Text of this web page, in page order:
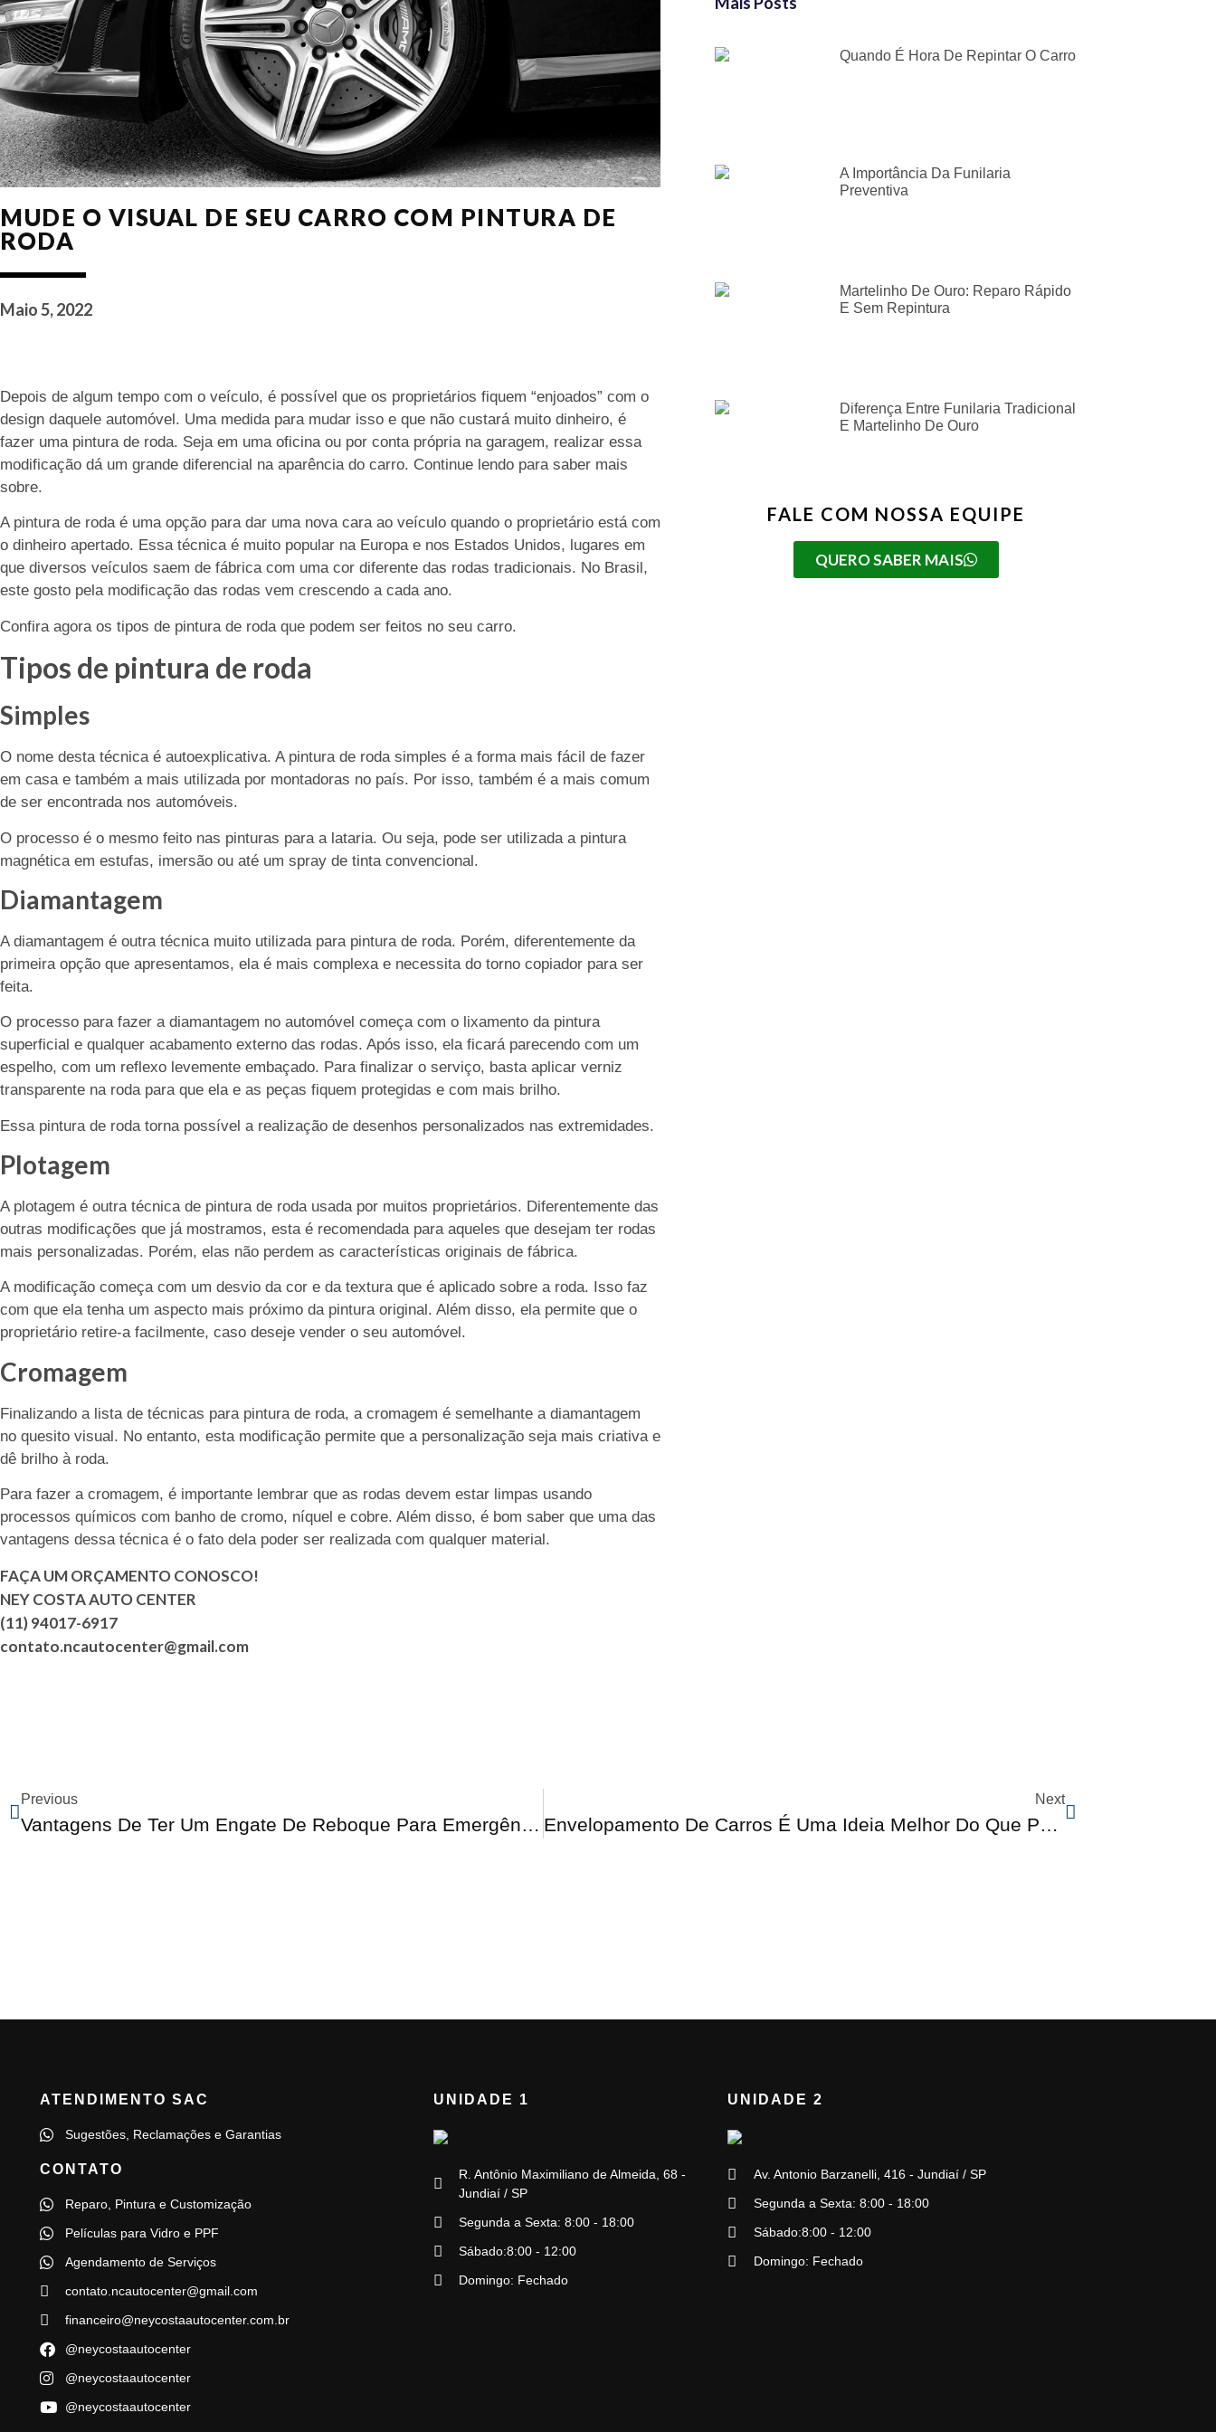
MUDE O VISUAL DE SEU CARRO COM PINTURA DE
RODA
Maio 5, 2022
Depois de algum tempo com o veículo, é possível que os proprietários fiquem “enjoados” com o
design daquele automóvel. Uma medida para mudar isso e que não custará muito dinheiro, é
fazer uma pintura de roda. Seja em uma oficina ou por conta própria na garagem, realizar essa
modificação dá um grande diferencial na aparência do carro. Continue lendo para saber mais
sobre.
A pintura de roda é uma opção para dar uma nova cara ao veículo quando o proprietário está com
o dinheiro apertado. Essa técnica é muito popular na Europa e nos Estados Unidos, lugares em
que diversos veículos saem de fábrica com uma cor diferente das rodas tradicionais. No Brasil,
este gosto pela modificação das rodas vem crescendo a cada ano.
Confira agora os tipos de pintura de roda que podem ser feitos no seu carro.
Tipos de pintura de roda
Simples
O nome desta técnica é autoexplicativa. A pintura de roda simples é a forma mais fácil de fazer
em casa e também a mais utilizada por montadoras no país. Por isso, também é a mais comum
de ser encontrada nos automóveis.
O processo é o mesmo feito nas pinturas para a lataria. Ou seja, pode ser utilizada a pintura
magnética em estufas, imersão ou até um spray de tinta convencional.
Diamantagem
A diamantagem é outra técnica muito utilizada para pintura de roda. Porém, diferentemente da
primeira opção que apresentamos, ela é mais complexa e necessita do torno copiador para ser
feita.
O processo para fazer a diamantagem no automóvel começa com o lixamento da pintura
superficial e qualquer acabamento externo das rodas. Após isso, ela ficará parecendo com um
espelho, com um reflexo levemente embaçado. Para finalizar o serviço, basta aplicar verniz
transparente na roda para que ela e as peças fiquem protegidas e com mais brilho.
Essa pintura de roda torna possível a realização de desenhos personalizados nas extremidades.
Plotagem
A plotagem é outra técnica de pintura de roda usada por muitos proprietários. Diferentemente das
outras modificações que já mostramos, esta é recomendada para aqueles que desejam ter rodas
mais personalizadas. Porém, elas não perdem as características originais de fábrica.
A modificação começa com um desvio da cor e da textura que é aplicado sobre a roda. Isso faz
com que ela tenha um aspecto mais próximo da pintura original. Além disso, ela permite que o
proprietário retire-a facilmente, caso deseje vender o seu automóvel.
Cromagem
Finalizando a lista de técnicas para pintura de roda, a cromagem é semelhante a diamantagem
no quesito visual. No entanto, esta modificação permite que a personalização seja mais criativa e
dê brilho à roda.
Para fazer a cromagem, é importante lembrar que as rodas devem estar limpas usando
processos químicos com banho de cromo, níquel e cobre. Além disso, é bom saber que uma das
vantagens dessa técnica é o fato dela poder ser realizada com qualquer material.
FAÇA UM ORÇAMENTO CONOSCO!
NEY COSTA AUTO CENTER
(11) 94017-6917
contato.ncautocenter@gmail.com
Quando É Hora De Repintar O Carro
A Importância Da Funilaria
Preventiva
Martelinho De Ouro: Reparo Rápido
E Sem Repintura
Diferença Entre Funilaria Tradicional
E Martelinho De Ouro
FALE COM NOSSA EQUIPE
QUERO SABER MAIS
Previous
Vantagens De Ter Um Engate De Reboque Para Emergências!
Next
Envelopamento De Carros É Uma Ideia Melhor Do Que Parece!
ATENDIMENTO SAC
Sugestões, Reclamações e Garantias
CONTATO
Reparo, Pintura e Customização
Películas para Vidro e PPF
Agendamento de Serviços
contato.ncautocenter@gmail.com
financeiro@neycostaautocenter.com.br
@neycostaautocenter
@neycostaautocenter
@neycostaautocenter
UNIDADE 1
R. Antônio Maximiliano de Almeida, 68 -
Jundiaí / SP
Segunda a Sexta: 8:00 - 18:00
Sábado:8:00 - 12:00
Domingo: Fechado
UNIDADE 2
Av. Antonio Barzanelli, 416 - Jundiaí / SP
Segunda a Sexta: 8:00 - 18:00
Sábado:8:00 - 12:00
Domingo: Fechado